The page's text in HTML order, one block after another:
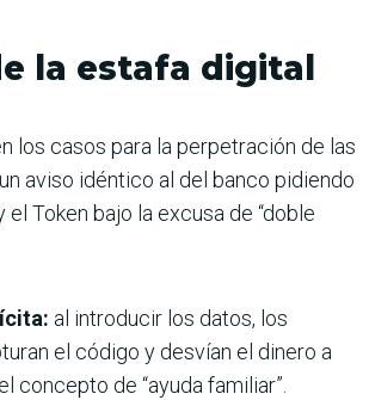
la estafa digital
los casos para la perpetración de las
aviso idéntico al del banco pidiendo
el Token bajo la excusa de “doble
al introducir los datos, los
el código y desvían el dinero a
concepto de “ayuda familiar”.